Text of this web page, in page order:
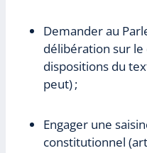
Demander au
délibération sur
dispositions du
peut) ;
Engager une
constitutionnel